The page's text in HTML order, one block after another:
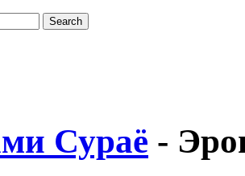
Сураё -